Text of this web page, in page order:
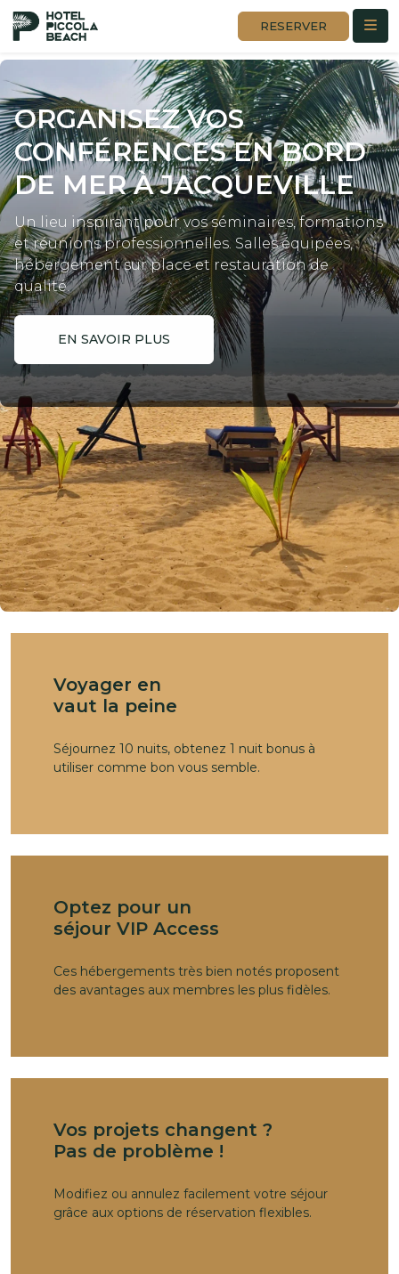
RESERVER
ORGANISEZ VOS
CONFÉRENCES EN BORD
DE MER À JACQUEVILLE
Un lieu inspirant pour vos séminaires, formations
et réunions professionnelles. Salles équipées,
hébergement sur place et restauration de
qualité.
EN SAVOIR PLUS
Voyager en
vaut la peine
Séjournez 10 nuits, obtenez 1 nuit bonus à
utiliser comme bon vous semble.
Optez pour un
séjour VIP Access
Ces hébergements très bien notés proposent
des avantages aux membres les plus fidèles.
Vos projets changent ?
Pas de problème !
Modifiez ou annulez facilement votre séjour
grâce aux options de réservation flexibles.